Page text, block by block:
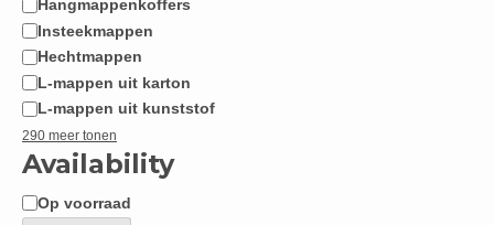
Hangmappenkoffers
Insteekmappen
Hechtmappen
L-mappen uit karton
L-mappen uit kunststof
290 meer tonen
Availability
Beschikbaarheid
Op voorraad